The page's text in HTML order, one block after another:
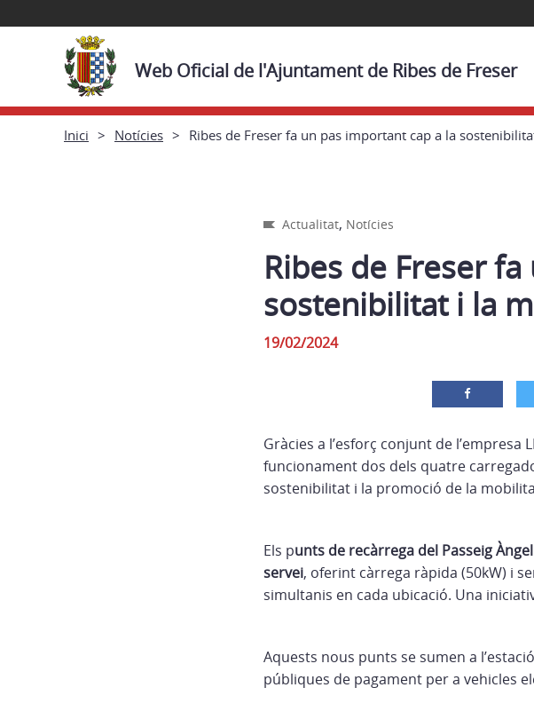
Web Oficial de l'Ajuntament de Ribes de Freser
Inici Notícies Ribes de Freser fa un pas important cap a la
Actualitat, Notícies
Ribes de Freser
sostenibilitat i la
19/02/2024
Gràcies a l’esforç conjunt de l’empresa
funcionament dos dels quatre
sostenibilitat i la promoció de la
Els punts de recàrrega del Passeig
servei, oferint càrrega ràpida (50kW) i
simultanis en cada ubicació. Una
Aquests nous punts se sumen a
públiques de pagament per a vehicles